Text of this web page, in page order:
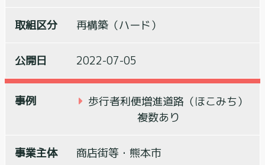
再構築（ハード）
2022-07-05
歩行者利便増進道路（ほこみち）
複数あり
商店街等・熊本市